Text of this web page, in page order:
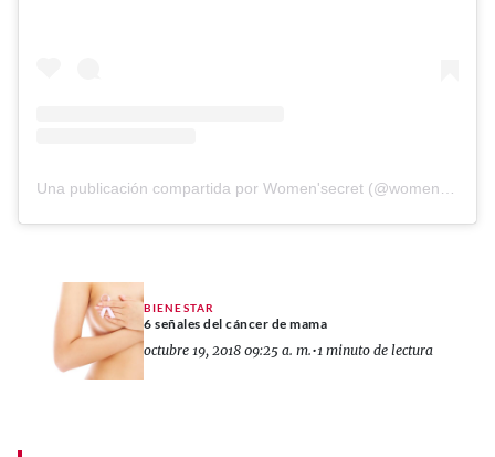
Una publicación compartida por Women'secret (@womensecretofficial)
BIENESTAR
6 señales del cáncer de mama
octubre 19, 2018 09:25 a. m.•1 minuto de lectura